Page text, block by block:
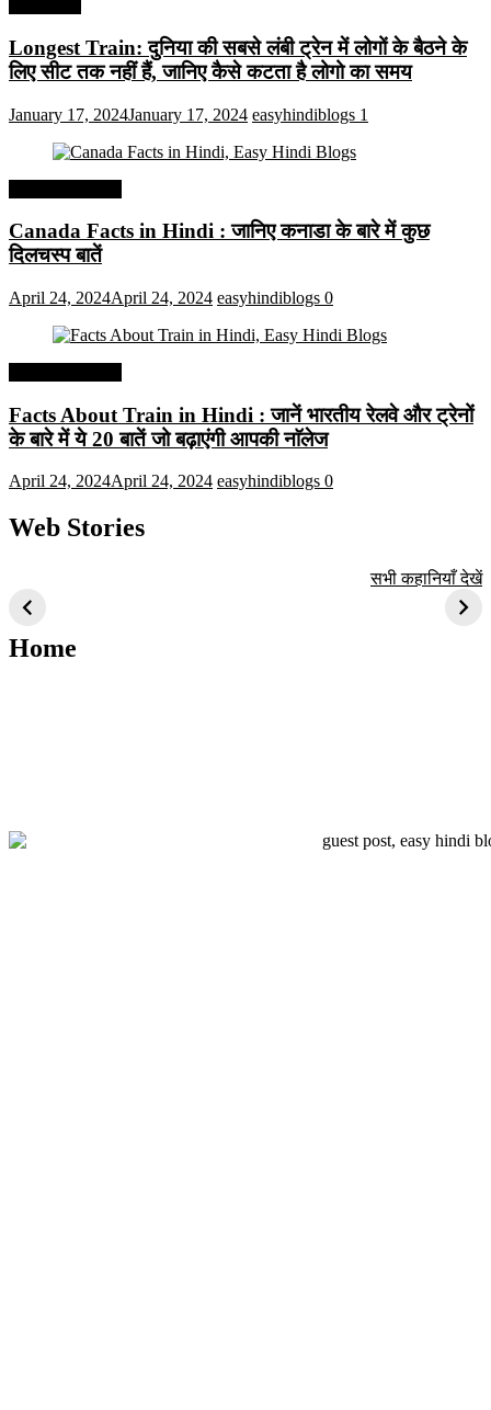
Longest Train: दुनिया की सबसे लंबी ट्रेन में लोगों के बैठने के
लिए सीट तक ​​नहीं हैं, जानिए कैसे कटता है लोगो का समय
January 17, 2024January 17, 2024 easyhindiblogs 1
Canada Facts in Hindi : जानिए कनाडा के बारे में कुछ
दिलचस्प बातें
April 24, 2024April 24, 2024 easyhindiblogs 0
Facts About Train in Hindi : जानें भारतीय रेलवे और ट्रेनों
के बारे में ये 20 बातें जो बढ़ाएंगी आपकी नाॅलेज
April 24, 2024April 24, 2024 easyhindiblogs 0
Web Stories
तकनीक जो आपको
2024 के लिए सीखनी
चाहिए
ऐतिहासिक स्थान
सभी कहानियाँ देखें
Home